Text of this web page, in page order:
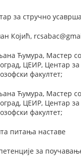
за стручно
Којић,
Ћумура, Мастер
ЦЕИР, Центар
факултет;
Ћумура, Мастер
ЦЕИР, Центар
факултет;
питања наставе
за